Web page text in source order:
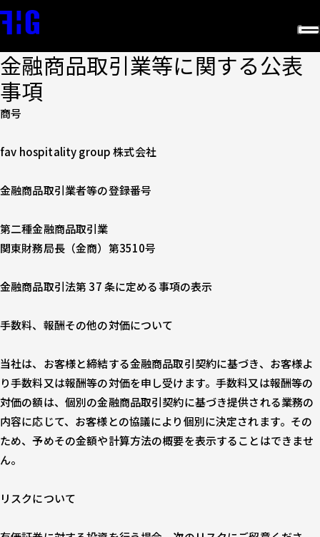
金融商品取引業等に関する公表
事項
商号
fav hospitality group 株式会社
金融商品取引業者等の登録番号
第二種金融商品取引業
関東財務局長（金商）第3510号
金融商品取引法第 37 条に定める事項の表示
手数料、報酬その他の対価について
当社は、お客様と締結する金融商品取引契約に基づき、お客様よ
り手数料又は報酬等の対価を申し受けます。手数料又は報酬等の
対価の額は、個別の金融商品取引契約に基づき提供される業務の
内容に応じて、お客様との協議により個別に決定されます。その
ため、予めその金額や計算方法の概要を表示することはできませ
ん。
リスクについて